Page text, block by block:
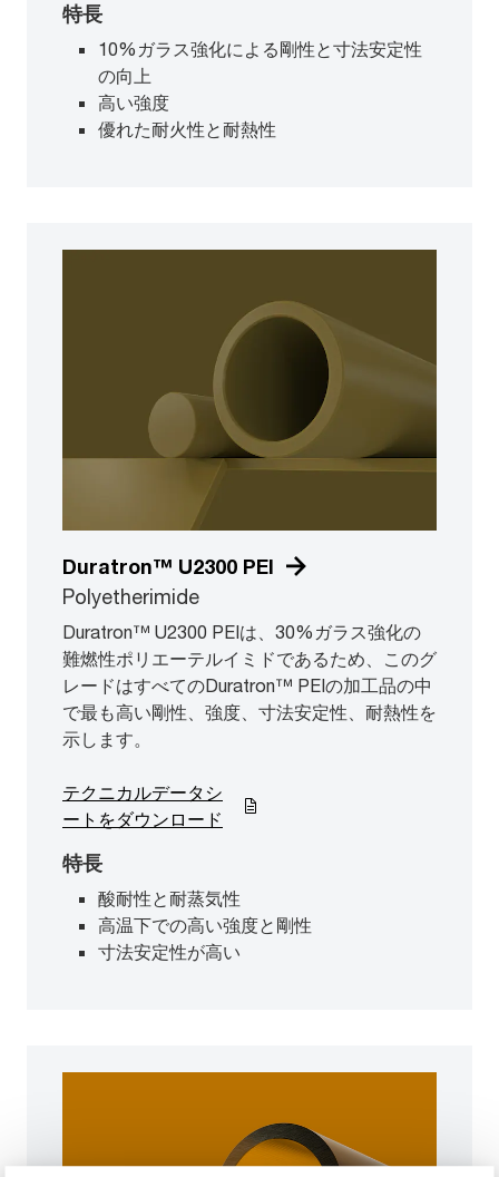
特長
10%ガラス強化による剛性と寸法安定性
の向上
高い強度
優れた耐火性と耐熱性
Duratron™ U2300 PEI
Polyetherimide
Duratron™ U2300 PEIは、30%ガラス強化の
難燃性ポリエーテルイミドであるため、このグ
レードはすべてのDuratron™ PEIの加工品の中
で最も高い剛性、強度、寸法安定性、耐熱性を
示します。
特長
酸耐性と耐蒸気性
高温下での高い強度と剛性
寸法安定性が高い
テクニカルデータシ
ートをダウンロード